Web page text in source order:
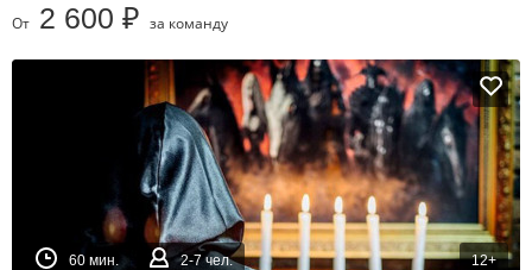
От 2 600 ₽ за команду
60 мин. 2-7 чел. 12+